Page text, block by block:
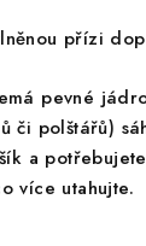
přízi
pevné
či polštářů)
a
více utahujte.